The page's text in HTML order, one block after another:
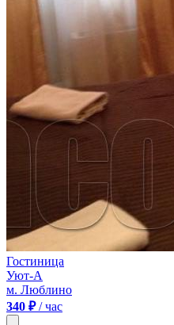
Гостиница
Уют-А
м. Люблино
340 ₽/ час